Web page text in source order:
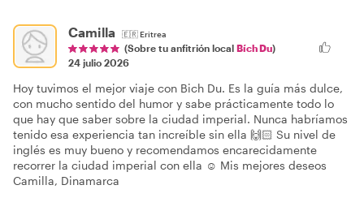
Camilla 🇪🇷Eritrea
(Sobre tu anfitrión local Bích Du)
24 julio 2026
Hoy tuvimos el mejor viaje con Bich Du. Es la guía más dulce,
con mucho sentido del humor y sabe prácticamente todo lo
que hay que saber sobre la ciudad imperial. Nunca habríamos
tenido esa experiencia tan increíble sin ella 🙌🏻 Su nivel de
inglés es muy bueno y recomendamos encarecidamente
recorrer la ciudad imperial con ella ☺️ Mis mejores deseos
Camilla, Dinamarca